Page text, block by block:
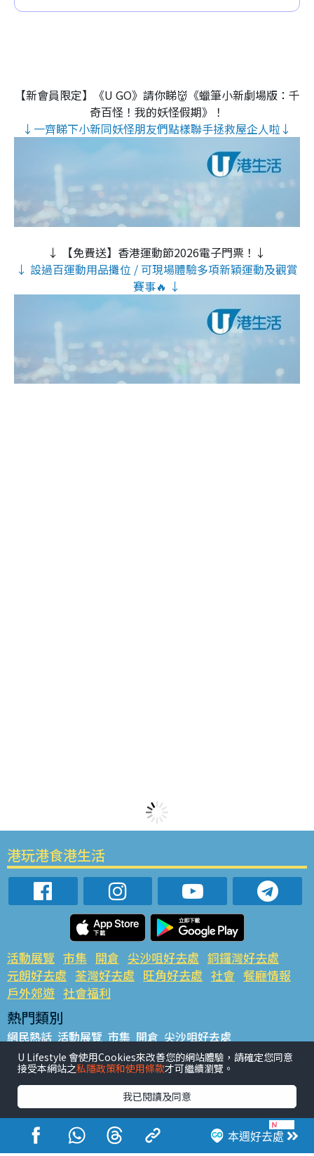
【新會員限定】《U GO》請你睇👹《蠟筆小新劇場版：千
奇百怪！我的妖怪假期》！
↓一齊睇下小新同妖怪朋友們點樣聯手拯救屋企人啦↓
↓ 【免費送】香港運動節2026電子門票！↓
↓ 設過百運動用品攤位 / 可現場體驗多項新穎運動及觀賞
賽事🔥 ↓
本週好去處
港玩港食港生活
活動展覽 市集 開倉 尖沙咀好去處 銅鑼灣好去處
元朗好去處 荃灣好去處 旺角好去處 社會 餐廳情報
戶外郊遊 社會福利
熱門類別
網民熱話 活動展覽 市集 開倉 尖沙咀好去處
銅鑼灣好去處 元朗好去處 荃灣好去處 旺角好去處 社會
餐廳情報 戶外郊遊
熱門標籤
#UGO搵好去處 #人氣活動推介 #美食社群熱話
#親子玩樂好去處
#ULifestyle應用程式
#限時搶
#UJetso禮物放送
#ULifestyle商戶中心 #著數 #網絡熱話
U Lifestyle 會使用Cookies來改善您的網站體驗，請確定您同意
接受本網站之私隱政策和使用條款才可繼續瀏覽。
我已閱讀及同意